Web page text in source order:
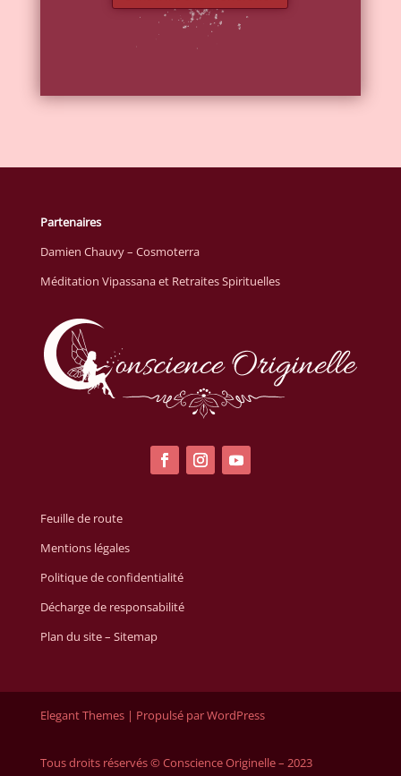
Partenaires
Damien Chauvy – Cosmoterra
Méditation Vipassana et Retraites Spirituelles
Feuille de route
Mentions légales
Politique de confidentialité
Décharge de responsabilité
Plan du site – Sitemap
Elegant Themes | Propulsé par WordPress
Tous droits réservés © Conscience Originelle – 2023